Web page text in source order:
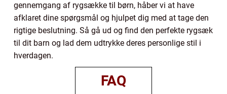
gennemgang af rygsække til børn, håber vi at have
afklaret dine spørgsmål og hjulpet dig med at tage den
rigtige beslutning. Så gå ud og find den perfekte rygsæk
til dit barn og lad dem udtrykke deres personlige stil i
hverdagen.
FAQ